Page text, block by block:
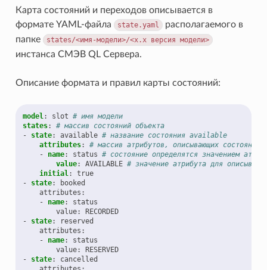
Карта состояний и переходов описывается в
формате YAML-файла
state.yaml располагаемого в
папке
states/<имя-модели>/<х.х версия модели>
инстанса СМЭВ QL Сервера.
Описание формата и правил карты состояний:
model: slot # имя модели
states:
# массив состояний объекта
-
state: available # название состояния available
attributes:
# массив атрибутов, описывающих состояние
-
name: status # состояние определятся значением
value: AVAILABLE # значение атрибута для
initial:
true
-
state:
booked
attributes :
-
name:
status
value:
RECORDED
-
state:
reserved
attributes :
-
name:
status
value:
RESERVED
-
state:
cancelled